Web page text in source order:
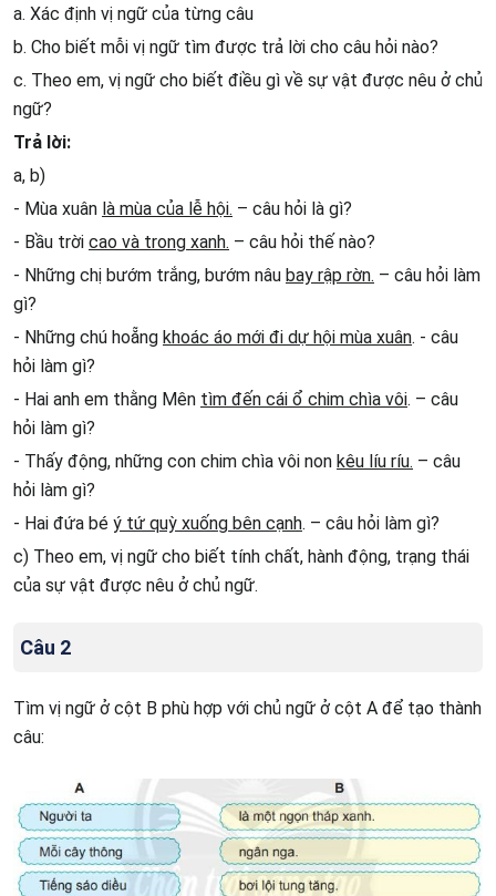
a. Xác định vị ngữ của từng câu
b. Cho biết mỗi vị ngữ tìm được trả lời cho câu hỏi nào?
c. Theo em, vị ngữ cho biết điều gì về sự vật được nêu ở chủ
ngữ?
Trả lời:
a, b)
- Mùa xuân là mùa của lễ hội. – câu hỏi là gì?
- Bầu trời cao và trong xanh. – câu hỏi thế nào?
- Những chị bướm trắng, bướm nâu bay rập rờn. – câu hỏi làm
gì?
- Những chú hoẵng khoác áo mới đi dự hội mùa xuân. - câu
hỏi làm gì?
- Hai anh em thằng Mên tìm đến cái ổ chim chìa vôi. – câu
hỏi làm gì?
- Thấy động, những con chim chìa vôi non kêu líu ríu. – câu
hỏi làm gì?
- Hai đứa bé ý tứ quỳ xuống bên cạnh. – câu hỏi làm gì?
c) Theo em, vị ngữ cho biết tính chất, hành động, trạng thái
của sự vật được nêu ở chủ ngữ.
Câu 2
Tìm vị ngữ ở cột B phù hợp với chủ ngữ ở cột A để tạo thành
câu: